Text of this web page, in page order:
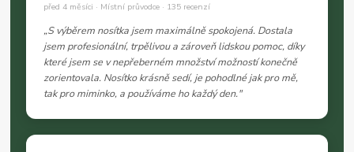
před 4 měsíci · Místní průvodce · 135 recenzí
„S výběrem nosítka jsem maximálně spokojená. Dostala
jsem profesionální, trpělivou a zároveň lidskou pomoc, díky
které jsem se v nepřeberném množství možností konečně
zorientovala. Nosítko krásně sedí, je pohodlné jak pro mě,
tak pro miminko, a používáme ho každý den."